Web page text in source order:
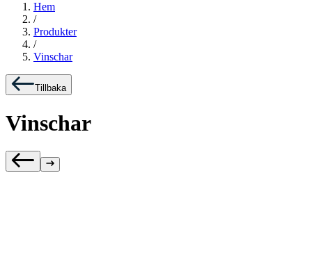
Hem
/
Produkter
/
Vinschar
Tillbaka
Vinschar